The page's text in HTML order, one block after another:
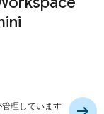
理しています